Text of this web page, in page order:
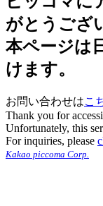
がとうござ
本ページは
けます。
お問い合わせはこ
Thank you for
Unfortunately, this
For inquiries, please
Kakao piccoma Corp.